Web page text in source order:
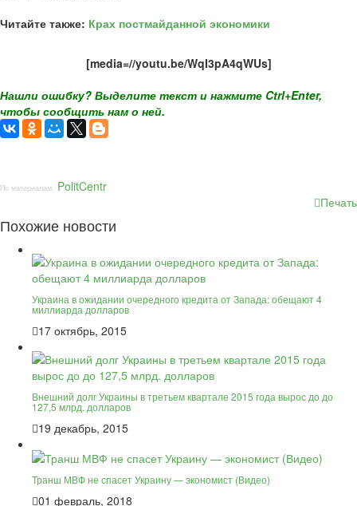
Читайте также: Крах постмайданной экономики
[media=//youtu.be/WqI3pA4qWUs]
Нашли ошибку? Выделите текст и нажмите Ctrl+Enter,
чтобы сообщить нам о ней.
По материалам: PolitCentr
Печать
Похожие новости
Украина в ожидании очередного кредита от Запада: обещают 4
миллиарда долларов
17 октябрь, 2015
Внешний долг Украины в третьем квартале 2015 года вырос до до
127,5 млрд. долларов
19 декабрь, 2015
Транш МВФ не спасет Украину — экономист (Видео)
01 февраль, 2018